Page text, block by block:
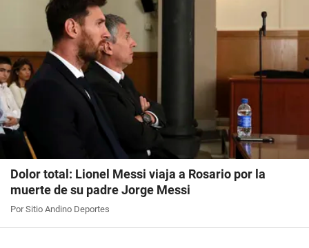
Dolor total: Lionel Messi viaja a Rosario por la
muerte de su padre Jorge Messi
Por Sitio Andino Deportes